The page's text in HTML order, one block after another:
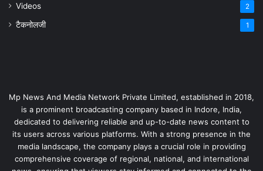
Videos 2
टैकनोलजी 1
Mp News And Media Network Private Limited, established in 2018,
is a prominent broadcasting company based in Indore, India,
dedicated to delivering reliable and up-to-date news content to
its users across various platforms. With a strong presence in the
media landscape, the company plays a crucial role in providing
comprehensive coverage of regional, national, and international